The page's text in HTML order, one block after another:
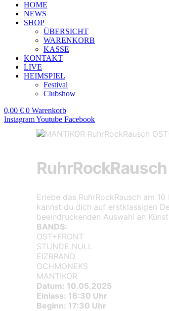
HOME
NEWS
SHOP
ÜBERSICHT
WARENKORB
KASSE
KONTAKT
LIVE
HEIMSPIEL
Festival
Clubshow
0,00 € 0 Warenkorb
InstagramYoutube Facebook
Erlebe das RuhrRockRausch am
kannst du dich auf erstklassigen
beeindruckenden Auswahl an
BANDS:
OST+FRONT
STUNDE NULL
EIZBRAND
OCHMONEKS
MANTIKOR
Datum: 10.05.2025
Einlass: 16:30 Uhr
Beginn: 17:30 Uhr